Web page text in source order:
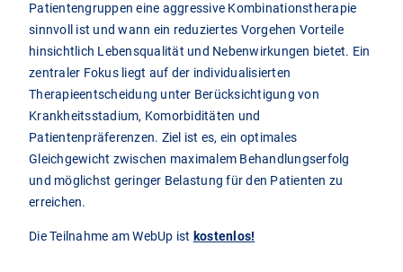
Patientengruppen eine aggressive Kombinationstherapie
sinnvoll ist und wann ein reduziertes Vorgehen Vorteile
hinsichtlich Lebensqualität und Nebenwirkungen bietet. Ein
zentraler Fokus liegt auf der individualisierten
Therapieentscheidung unter Berücksichtigung von
Krankheitsstadium, Komorbiditäten und
Patientenpräferenzen. Ziel ist es, ein optimales
Gleichgewicht zwischen maximalem Behandlungserfolg
und möglichst geringer Belastung für den Patienten zu
erreichen.
Die Teilnahme am WebUp ist kostenlos!